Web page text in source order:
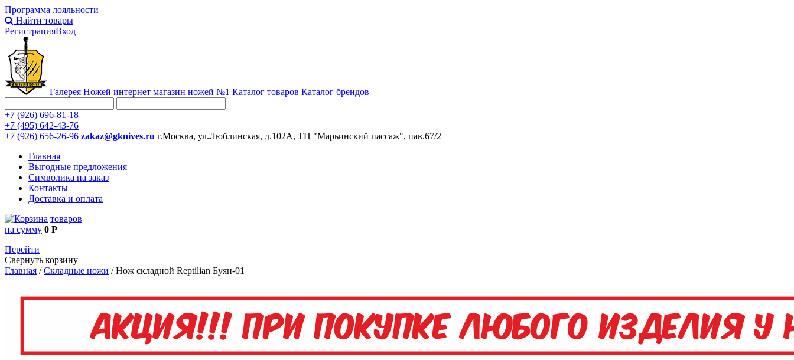
Программа лояльности
Найти товары
РегистрацияВход
Галерея Ножей интернет магазин ножей №1 Каталог товаров Каталог брендов
+7 (926) 696-81-18
+7 (495) 642-43-76
+7 (926) 656-26-96 zakaz@gknives.ru г.Москва, ул.Люблинская, д.102А, ТЦ "Марьинский пассаж", пав.67/2
Главная
Выгодные предложения
Символика на заказ
Контакты
Доставка и оплата
товаров
на сумму 0 Р
Перейти
Свернуть корзину
Главная /Складные ножи /Нож складной Reptilian Буян-01